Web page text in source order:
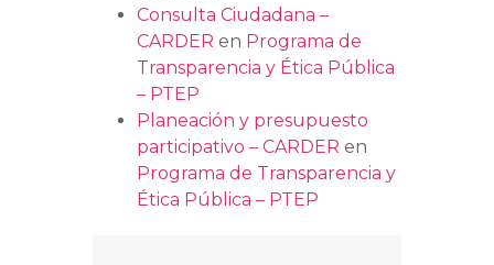
Consulta Ciudadana –
CARDER en Programa de
Transparencia y Ética Pública
– PTEP
Planeación y presupuesto
participativo – CARDER en
Programa de Transparencia y
Ética Pública – PTEP